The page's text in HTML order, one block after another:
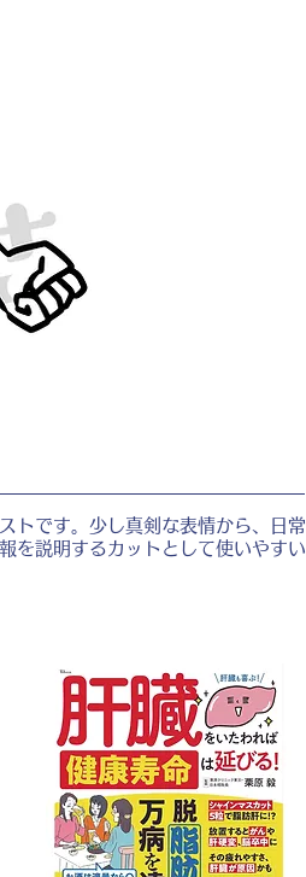
トです。少し真剣な表情から、日常
を説明するカットとして使いやすい